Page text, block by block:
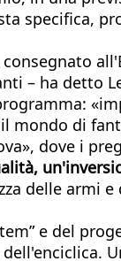
specifica,
– ha detto
di
dove i
delle armi
e del